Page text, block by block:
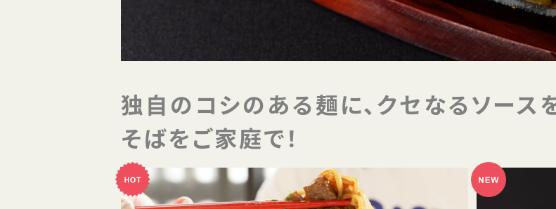
独自のコシのある麺に、クセなるソース
そばをご家庭で！